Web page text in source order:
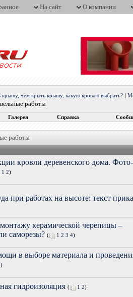
На сайт О компании
крышу, чем крыть крышу, какую кровлю выбрать?
работы
Галерея Справка
работы
кровли деревенского дома. Фото-
1 2)
при работах на высоте: текст
керамической черепицы –
саморезы? ( 1 2 3 4)
в выборе материала и
)
гидроизоляция ( 1 2)